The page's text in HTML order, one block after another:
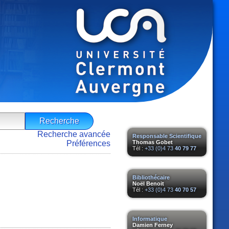
Responsable Scientifique
Thomas Gobet
Tél : +33 (0)4 73 40 79 77
Bibliothécaire
Noël Benoit
Tél : +33 (0)4 73 40 70 57
Informatique
Damien Ferney
Recherche avancée
Préférences